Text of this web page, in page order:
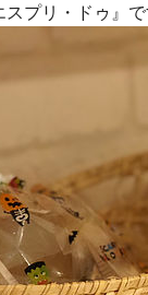
プリ・ドゥ』で